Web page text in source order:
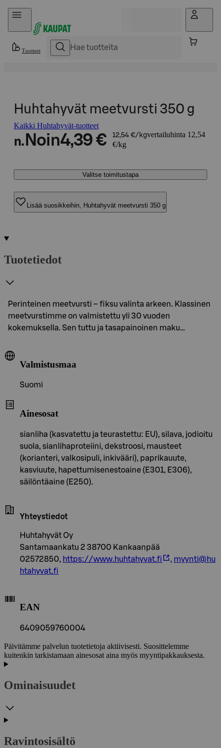
Hyppää sisältöön
Tuotteet
Huhtahyvät meetvursti 350 g
Kaikki Huhtahyvät-tuotteet
n. Noin4,39 € 12,54 €/kgvertailuhinta 12,54
€/kg
Valitse toimitustapa
Lisää suosikkeihin, Huhtahyvät meetvursti 350 g
Tuotetiedot
Perinteinen meetvursti – fiksu valinta arkeen. Klassinen
meetvurstimme on valmistettu yli 30 vuoden
kokemuksella. Sen tuttu ja tasapainoinen maku…
Valmistusmaa
Suomi
Ainesosat
sianliha (kasvatettu ja teurastettu: EU), silava, jodioitu
suola, sianlihaproteiini, dekstroosi, mausteet
(korianteri, valkosipuli, inkivääri), paprikauute,
kasviuute, hapettumisenestoaine (E301, E306),
säilöntäaine (E250).
Yhteystiedot
Huhtahyvät Oy
Santamaankatu 2 38700 Kankaanpää
02572850, https://www.huhtahyvat.fi , myynti@hu
htahyvat.fi
EAN
6409059760004
Päivitämme palvelun tuotetietoja aktiivisesti. Suosittelemme
kuitenkin tarkistamaan ainesosat aina myös myyntipakkauksesta.
Ominaisuudet
Ravintosisältö